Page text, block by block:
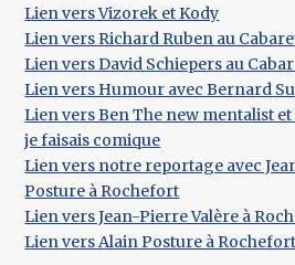
Lien vers Vizorek et Kody
Lien vers Richard Ruben au
Lien vers David Schiepers au
Lien vers Humour avec Bernard
Lien vers Ben The new mentalist
je faisais comique
Lien vers notre reportage avec
Posture à Rochefort
Lien vers Jean-Pierre Valère à
Lien vers Alain Posture à Rochefort